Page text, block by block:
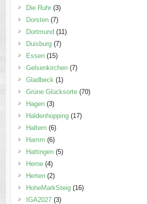
Die Ruhr(3)
Dorsten(7)
Dortmund (11)
Duisburg(7)
Essen(15)
Gelsenkirchen(7)
Gladbeck (1)
Grüne Glücksorte(70)
Hagen(3)
Haldenhopping(17)
Haltern(6)
Hamm (6)
Hattingen(5)
Herne(4)
Herten(2)
HoheMarkSteig(16)
IGA2027(3)